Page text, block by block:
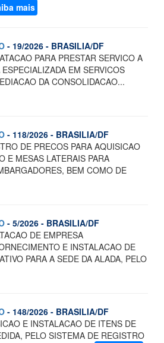
mais
- 19/2026 - BRASILIA/DF
PARA PRESTAR SERVICO A
EM SERVICOS
DA CONSOLIDACAO...
- 118/2026 - BRASILIA/DF
DE PRECOS PARA AQUISICAO
E MESAS LATERAIS PARA
BEM COMO DE
- 5/2026 - BRASILIA/DF
DE EMPRESA
E INSTALACAO DE
PARA A SEDE DA ALADA, PELO
- 148/2026 - BRASILIA/DF
E INSTALACAO DE ITENS DE
PELO SISTEMA DE REGISTRO